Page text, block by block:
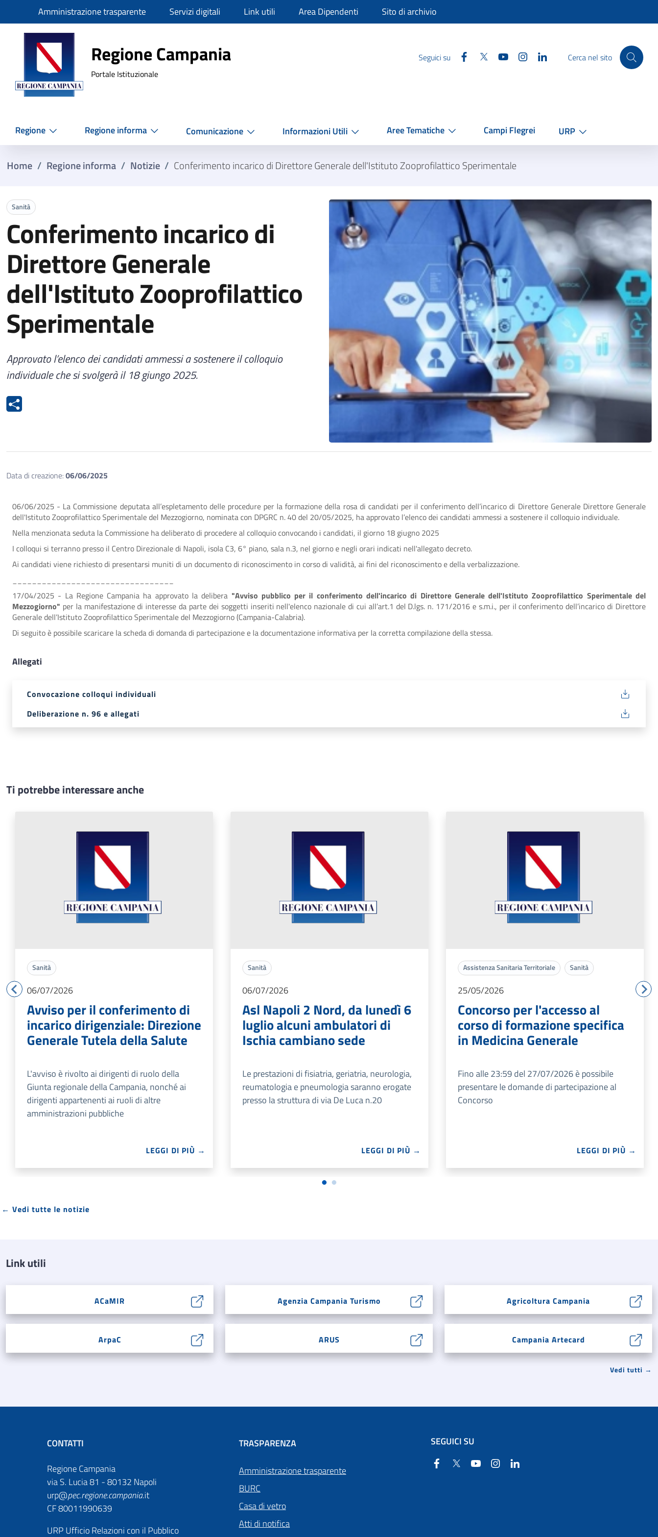
SlimAmministrazione trasparente Servizi digitali Link utili Area Dipendenti Sito di archivio
Regione Campania
Regione Campania
Portale Istituzionale
Seguici su Facebook
Twitter YouTube InstagramLinkedinCerca nel sito
Regione Regione informa Comunicazione Informazioni Utili Aree Tematiche Campi Flegrei URP
Home / Regione informa / Notizie / Conferimento incarico di Direttore Generale dell'Istituto Zooprofilattico Sperimentale
Sanità
Conferimento incarico di
Direttore Generale
dell'Istituto Zooprofilattico
Sperimentale
Approvato l’elenco dei candidati ammessi a sostenere il colloquio
individuale che si svolgerà il 18 giungo 2025.
Data di creazione:06/06/2025
06/06/2025 - La Commissione deputata all’espletamento delle procedure per la formazione della rosa di candidati per il conferimento dell’incarico di Direttore Generale Direttore Generale
dell'Istituto Zooprofilattico Sperimentale del Mezzogiorno, nominata con DPGRC n. 40 del 20/05/2025, ha approvato l’elenco dei candidati ammessi a sostenere il colloquio individuale.
Nella menzionata seduta la Commissione ha deliberato di procedere al colloquio convocando i candidati, il giorno 18 giugno 2025
I colloqui si terranno presso il Centro Direzionale di Napoli, isola C3, 6° piano, sala n.3, nel giorno e negli orari indicati nell'allegato decreto.
Ai candidati viene richiesto di presentarsi muniti di un documento di riconoscimento in corso di validità, ai fini del riconoscimento e della verbalizzazione.
17/04/2025 - La Regione Campania ha approvato la delibera "Avviso pubblico per il conferimento dell'incarico di Direttore Generale dell'Istituto Zooprofilattico Sperimentale del
Mezzogiorno" per la manifestazione di interesse da parte dei soggetti inseriti nell'elenco nazionale di cui all’art.1 del D.lgs. n. 171/2016 e s.m.i., per il conferimento dell’incarico di Direttore
Generale dell’Istituto Zooprofilattico Sperimentale del Mezzogiorno (Campania-Calabria).
Di seguito è possibile scaricare la scheda di domanda di partecipazione e la documentazione informativa per la corretta compilazione della stessa.
Allegati
Convocazione colloqui individuali
Deliberazione n. 96 e allegati
Ti potrebbe interessare anche
Sanità
06/07/2026
Avviso per il conferimento di
incarico dirigenziale: Direzione
Generale Tutela della Salute
L'avviso è rivolto ai dirigenti di ruolo della
Giunta regionale della Campania, nonché ai
dirigenti appartenenti ai ruoli di altre
amministrazioni pubbliche
LEGGI DI PIÙ →
Sanità
06/07/2026
Asl Napoli 2 Nord, da lunedì 6
luglio alcuni ambulatori di
Ischia cambiano sede
Le prestazioni di fisiatria, geriatria, neurologia,
reumatologia e pneumologia saranno erogate
presso la struttura di via De Luca n.20
LEGGI DI PIÙ →
Assistenza Sanitaria Territoriale Sanità
25/05/2026
Concorso per l'accesso al
corso di formazione specifica
in Medicina Generale
Fino alle 23:59 del 27/07/2026 è possibile
presentare le domande di partecipazione al
Concorso
LEGGI DI PIÙ →
← Vedi tutte le notizie
Link utili
ACaMIR Agenzia Campania Turismo Agricoltura Campania
ArpaC ARUS Campania Artecard
Vedi tutti →
CONTATTI
Regione Campania
via S. Lucia 81 - 80132 Napoli
urp@pec.regione.campania.it
CF 80011990639
URP Ufficio Relazioni con il Pubblico
TRASPARENZA
Amministrazione trasparente
BURC
Casa di vetro
Atti di notifica
SEGUICI SU
Facebook
Twitter YouTube Instagram